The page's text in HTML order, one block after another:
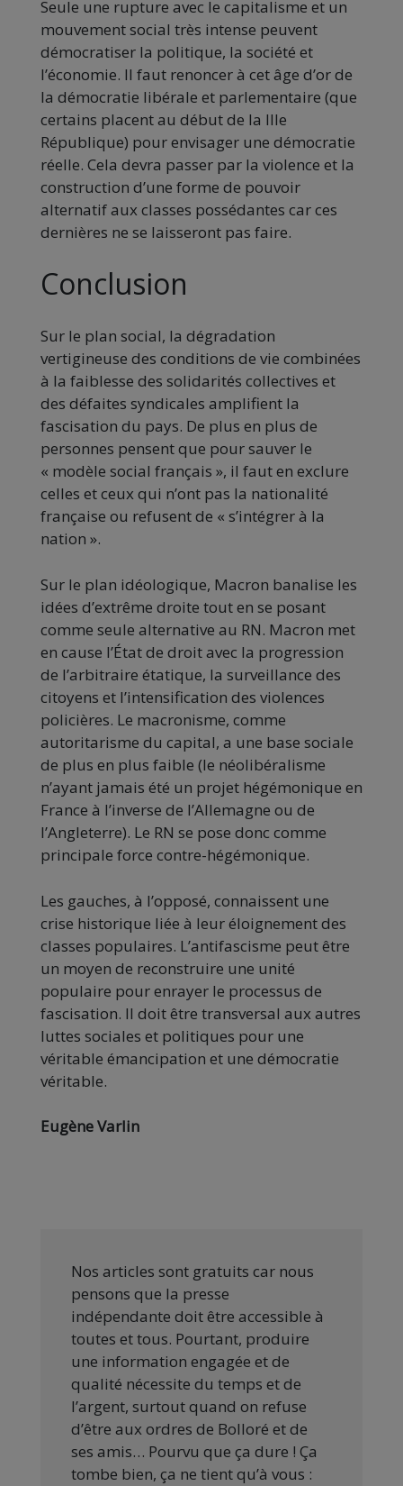
Seule une rupture avec le capitalisme et un
mouvement social très intense peuvent
démocratiser la politique, la société et
l’économie. Il faut renoncer à cet âge d’or de
la démocratie libérale et parlementaire (que
certains placent au début de la IIIe
République) pour envisager une démocratie
réelle. Cela devra passer par la violence et la
construction d’une forme de pouvoir
alternatif aux classes possédantes car ces
dernières ne se laisseront pas faire.
Conclusion
Sur le plan social, la dégradation
vertigineuse des conditions de vie combinées
à la faiblesse des solidarités collectives et
des défaites syndicales amplifient la
fascisation du pays. De plus en plus de
personnes pensent que pour sauver le
« modèle social français », il faut en exclure
celles et ceux qui n’ont pas la nationalité
française ou refusent de « s’intégrer à la
nation ».
Sur le plan idéologique, Macron banalise les
idées d’extrême droite tout en se posant
comme seule alternative au RN. Macron met
en cause l’État de droit avec la progression
de l’arbitraire étatique, la surveillance des
citoyens et l’intensification des violences
policières. Le macronisme, comme
autoritarisme du capital, a une base sociale
de plus en plus faible (le néolibéralisme
n’ayant jamais été un projet hégémonique en
France à l’inverse de l’Allemagne ou de
l’Angleterre). Le RN se pose donc comme
principale force contre-hégémonique.
Les gauches, à l’opposé, connaissent une
crise historique liée à leur éloignement des
classes populaires. L’antifascisme peut être
un moyen de reconstruire une unité
populaire pour enrayer le processus de
fascisation. Il doit être transversal aux autres
luttes sociales et politiques pour une
véritable émancipation et une démocratie
véritable.
Eugène Varlin
Nos articles sont gratuits car nous
pensons que la presse
indépendante doit être accessible à
toutes et tous. Pourtant, produire
une information engagée et de
qualité nécessite du temps et de
l’argent, surtout quand on refuse
d’être aux ordres de Bolloré et de
ses amis… Pourvu que ça dure ! Ça
tombe bien, ça ne tient qu’à vous :